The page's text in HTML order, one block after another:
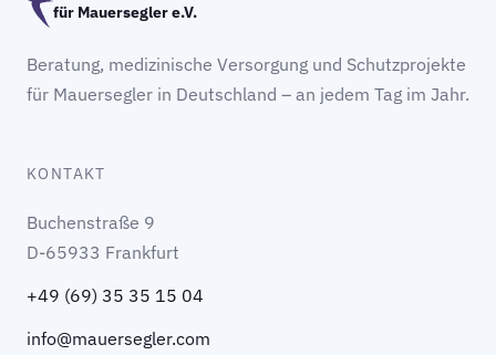
für Mauersegler e.V.
Beratung, medizinische Versorgung und Schutzprojekte
für Mauersegler in Deutschland – an jedem Tag im Jahr.
KONTAKT
Buchenstraße 9
D-65933 Frankfurt
+49 (69) 35 35 15 04
info@mauersegler.com